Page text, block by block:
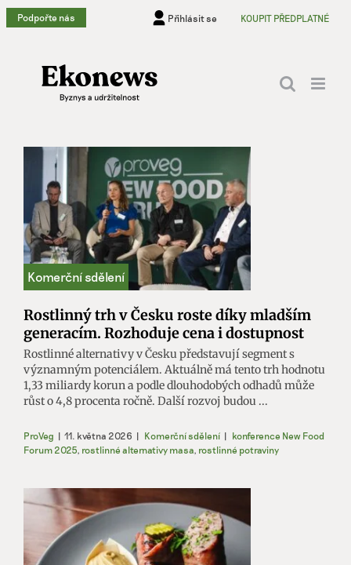
Přeskočit
na
Podpořte nás Přihlásit se KOUPIT PŘEDPLATNÉ
Rostlinný trh v Česku roste díky mladším
generacím. Rozhoduje cena i dostupnost
Rostlinné alternativy v Česku představují segment s
významným potenciálem. Aktuálně má tento trh hodnotu
1,33 miliardy korun a podle dlouhodobých odhadů může
růst o 4,8 procenta ročně. Další rozvoj budou ...
ProVeg | 11. května 2026 | Komerční sdělení | konference New Food
Forum 2025, rostlinné alternativy masa, rostlinné potraviny